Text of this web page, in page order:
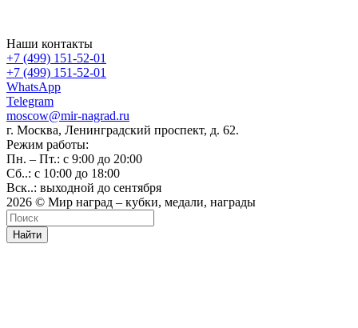
Наши контакты
+7 (499) 151-52-01
+7 (499) 151-52-01
WhatsApp
Telegram
moscow@mir-nagrad.ru
г. Москва, Ленинградский проспект, д. 62.
Режим работы:
Пн. – Пт.: с 9:00 до 20:00
Сб..: с 10:00 до 18:00
Вск..: выходной до сентября
2026 © Мир наград – кубки, медали, награды
Найти